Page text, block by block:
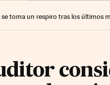
se toma un respiro tras los últimos